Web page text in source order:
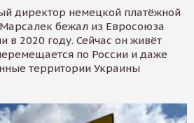
директор немецкой платёжной
бежал из Евросоюза
в 2020 году. Сейчас он живёт
по России и даже
территории Украины